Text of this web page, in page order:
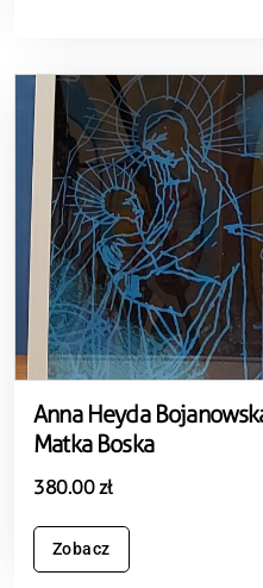
Anna Heyda
Matka Boska
380.00 zł
Zobacz